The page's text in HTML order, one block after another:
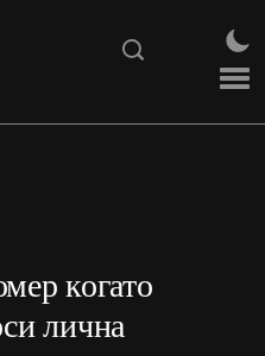
когато
лична